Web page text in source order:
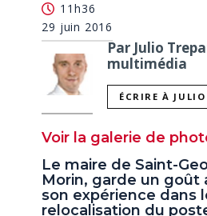
seconds
11h36
29 juin 2016
Par Julio
multimédia
ÉCRIRE À
Voir la galerie de
Le maire de Saint-
Morin, garde un goût
son expérience dans
relocalisation du